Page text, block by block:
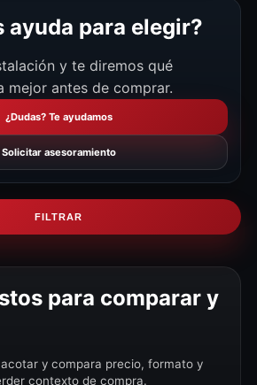
ayuda para elegir?
y te diremos qué
mejor antes de comprar.
¿Dudas? Te ayudamos
Solicitar asesoramiento
FILTRAR
para comparar y
y compara precio, formato y
contexto de compra.